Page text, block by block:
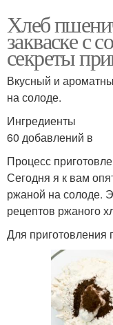
Хлеб
закваске с
секреты
Вкусный и
на солоде.
Ингредиенты
60 добавлений в
Процесс
Сегодня я к вам
ржаной на солоде.
рецептов ржаного
Для приготовления